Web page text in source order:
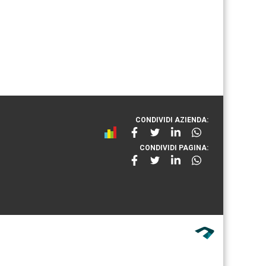
CONDIVIDI AZIENDA:
CONDIVIDI PAGINA: